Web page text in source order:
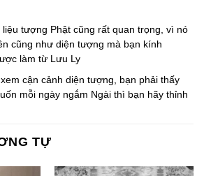
tượng Phật cũng rất quan trọng, vì nó
cũng như diện tượng mà bạn kính
làm từ Lưu Ly
cận cảnh diện tượng, bạn phải thấy
mỗi ngày ngắm Ngài thì bạn hãy thỉnh
TỰ